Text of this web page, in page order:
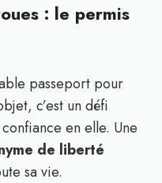
: le permis
passeport pour
c’est un défi
en elle. Une
de liberté
sa vie.